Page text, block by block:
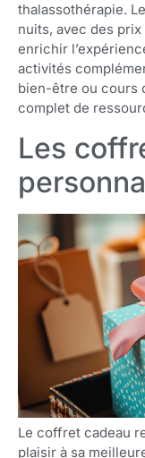
thalassothérapie.
nuits, avec des
enrichir
activités
bien-être ou cours
complet de
Les
Le coffret cadeau
plaisir à sa